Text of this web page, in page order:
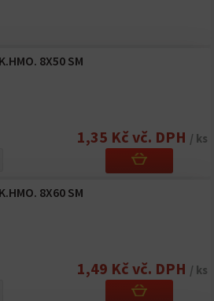
8X50 SM
1,35 Kč vč. DPH / ks
8X60 SM
1,49 Kč vč. DPH / ks